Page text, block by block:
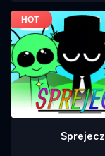
Sprejecz